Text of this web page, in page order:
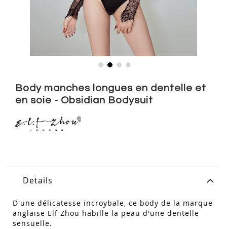
the
beginning
the
Body manches longues en dentelle et
en soie - Obsidian Bodysuit
Details
D'une délicatesse incroybale, ce body de la marque
anglaise Elf Zhou habille la peau d'une dentelle
sensuelle.